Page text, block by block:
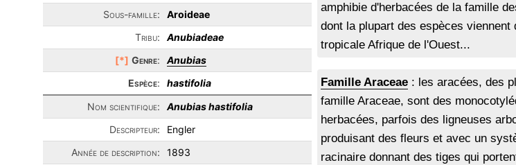
Sous-famille:
Aroideae
Tribu:
Anubiadeae
[*] Genre:
Anubias
Espèce:
hastifolia
Nom scientifique:
Anubias hastifolia
Descripteur:
Engler
Année de description:
1893
amphibie d'herbacées de la famille
dont la plupart des espèces viennent
tropicale Afrique de l'Ouest...
Famille Araceae : les aracées, des
famille Araceae, sont des
herbacées, parfois des ligneuses
produisant des fleurs et avec un
racinaire donnant des tiges qui